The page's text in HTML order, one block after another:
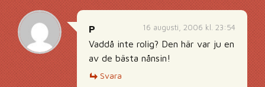
16 augusti, 2006 kl. 23:54
P
Vaddå inte rolig? Den här var ju en
av de bästa nånsin!
Svara